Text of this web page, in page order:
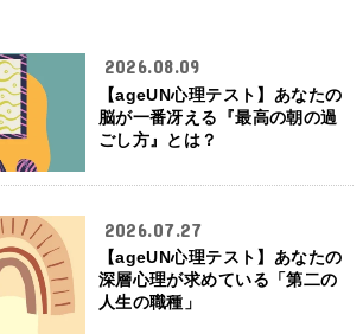
2026.08.09
【ageUN心理テスト】あなたの
脳が一番冴える『最高の朝の過
ごし方』とは？
2026.07.27
【ageUN心理テスト】あなたの
深層心理が求めている「第二の
人生の職種」